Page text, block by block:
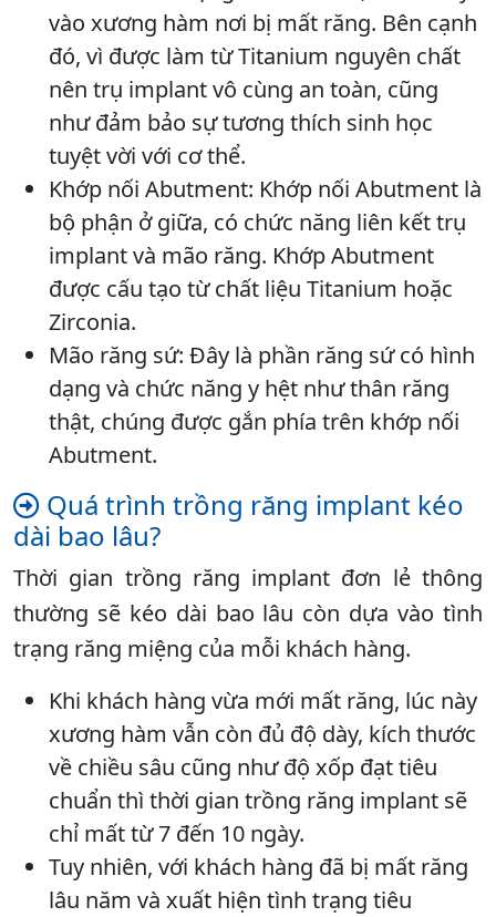
vào xương hàm nơi bị mất răng. Bên cạnh
đó, vì được làm từ Titanium nguyên chất
nên trụ implant vô cùng an toàn, cũng
như đảm bảo sự tương thích sinh học
tuyệt vời với cơ thể.
Khớp nối Abutment: Khớp nối Abutment là
bộ phận ở giữa, có chức năng liên kết trụ
implant và mão răng. Khớp Abutment
được cấu tạo từ chất liệu Titanium hoặc
Zirconia.
Mão răng sứ: Đây là phần răng sứ có hình
dạng và chức năng y hệt như thân răng
thật, chúng được gắn phía trên khớp nối
Abutment.
Quá trình trồng răng implant kéo
dài bao lâu?
Thời gian trồng răng implant đơn lẻ thông
thường sẽ kéo dài bao lâu còn dựa vào tình
trạng răng miệng của mỗi khách hàng.
Khi khách hàng vừa mới mất răng, lúc này
xương hàm vẫn còn đủ độ dày, kích thước
về chiều sâu cũng như độ xốp đạt tiêu
chuẩn thì thời gian trồng răng implant sẽ
chỉ mất từ 7 đến 10 ngày.
Tuy nhiên, với khách hàng đã bị mất răng
lâu năm và xuất hiện tình trạng tiêu